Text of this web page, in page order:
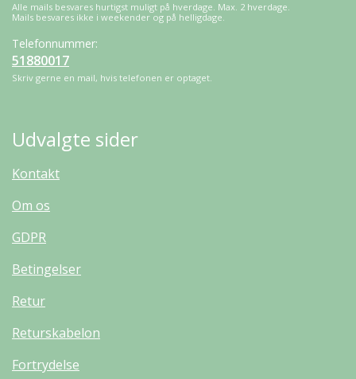
Alle mails besvares hurtigst muligt på hverdage. Max. 2 hverdage.
Mails besvares ikke i weekender og på helligdage.
Telefonnummer:
51880017
Skriv gerne en mail, hvis telefonen er optaget.
Udvalgte sider
Kontakt
Om os
GDPR
Betingelser
Retur
Returskabelon
Fortrydelse